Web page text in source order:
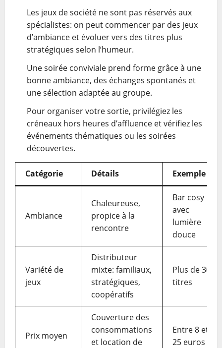
Les jeux de société ne sont pas réservés aux
spécialistes: on peut commencer par des jeux
d’ambiance et évoluer vers des titres plus
stratégiques selon l’humeur.
Une soirée conviviale prend forme grâce à une
bonne ambiance, des échanges spontanés et
une sélection adaptée au groupe.
Pour organiser votre sortie, privilégiez les
créneaux hors heures d’affluence et vérifiez les
événements thématiques ou les soirées
découvertes.
Catégorie Détails Exemple
Ambiance
Chaleureuse,
propice à la
rencontre
Bar cosy
avec
lumière
douce
Variété de
jeux
Distributeur
mixte: familiaux,
stratégiques,
coopératifs
Plus de 30
titres
Prix moyen
Couverture des
consommations
et location de
Entre 8 et
25 euros